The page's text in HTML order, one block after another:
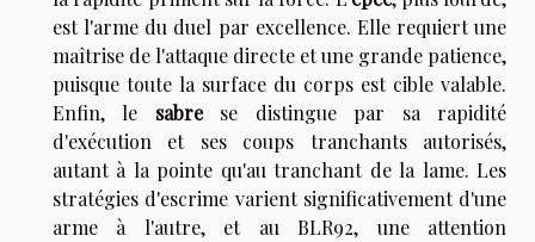
est l'arme du duel par excellence. Elle requiert une
maîtrise de l'attaque directe et une grande patience,
puisque toute la surface du corps est cible valable.
Enfin, le sabrese distingue par sa rapidité
d'exécution et ses coups tranchants autorisés,
autant à la pointe qu'au tranchant de la lame. Les
stratégies d'escrime varient significativement d'une
arme à l'autre, et au BLR92, une attention